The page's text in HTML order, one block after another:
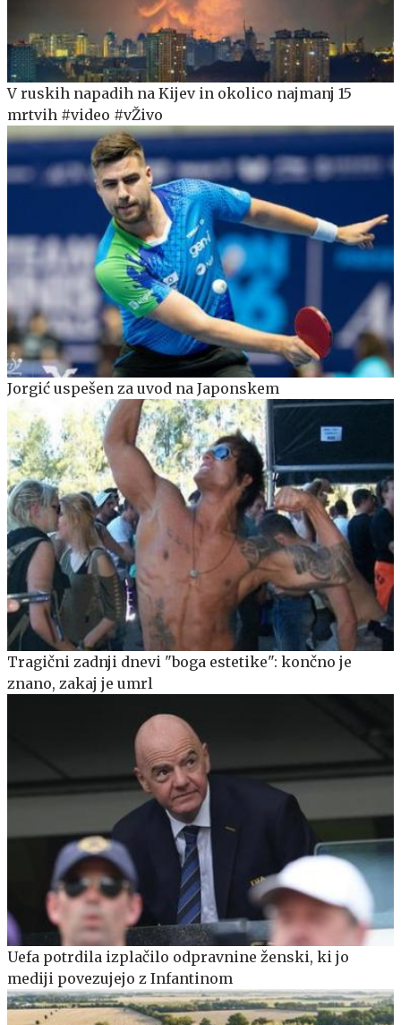
V ruskih napadih na Kijev in okolico najmanj 15
mrtvih #video #vŽivo
Jorgić uspešen za uvod na Japonskem
Tragični zadnji dnevi "boga estetike": končno je
znano, zakaj je umrl
Uefa potrdila izplačilo odpravnine ženski, ki jo
mediji povezujejo z Infantinom